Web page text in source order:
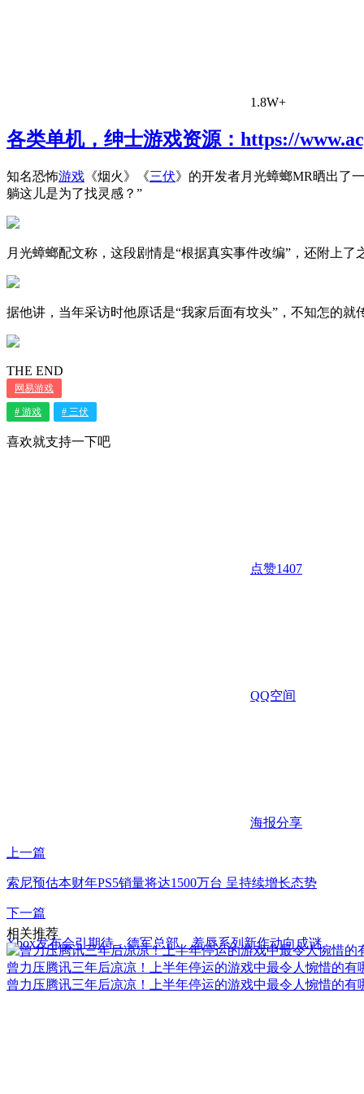
1.8W+
各类单机，绅士游戏资源：https://
知名恐怖游戏 《烟火》《三伏》的开发者月光蟑螂MR晒出了
躺这儿是为了找灵感？”
月光蟑螂配文称，这段剧情是“根据真实事件改编”，还附上了
据他讲，当年采访时他原话是“我家后面有坟头”，不知怎的
THE END
网易游戏
# 游戏 # 三伏
喜欢就支持一下吧
点赞1407
QQ空间
海报分享
上一篇
索尼预估本财年PS5销量将达1500万台 呈持续增长态势
下一篇
Xbox发布会引期待，德军总部、羞辱系列新作动向成谜
相关推荐
曾力压腾讯三年后凉凉！上半年停运的游戏中最令人惋惜的有
曾力压腾讯三年后凉凉！上半年停运的游戏中最令人惋惜的有